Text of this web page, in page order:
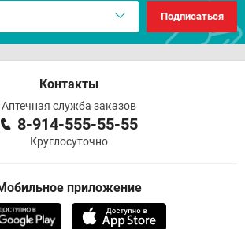
Подписаться
Контакты
Аптечная служба заказов
8-914-555-55-55
Круглосуточно
приложение